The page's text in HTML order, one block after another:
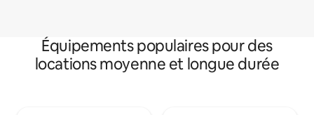
Équipements populaires pour des
locations moyenne et longue durée